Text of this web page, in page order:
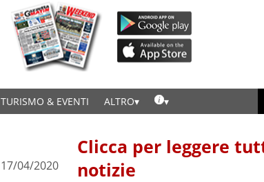
TURISMO & EVENTI ALTRO
17/04/2020
Clicca per leggere
notizie